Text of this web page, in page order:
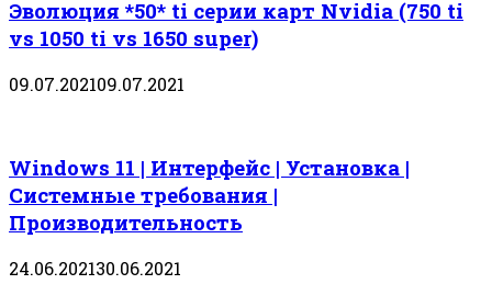
Эволюция *50* ti серии карт Nvidia (750 ti
vs 1050 ti vs 1650 super)
09.07.202109.07.2021
Windows 11 | Интерфейс | Установка |
Системные требования |
Производительность
24.06.202130.06.2021